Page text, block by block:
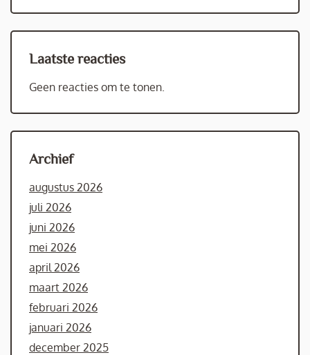
Laatste reacties
Geen reacties om te tonen.
Archief
augustus 2026
juli 2026
juni 2026
mei 2026
april 2026
maart 2026
februari 2026
januari 2026
december 2025